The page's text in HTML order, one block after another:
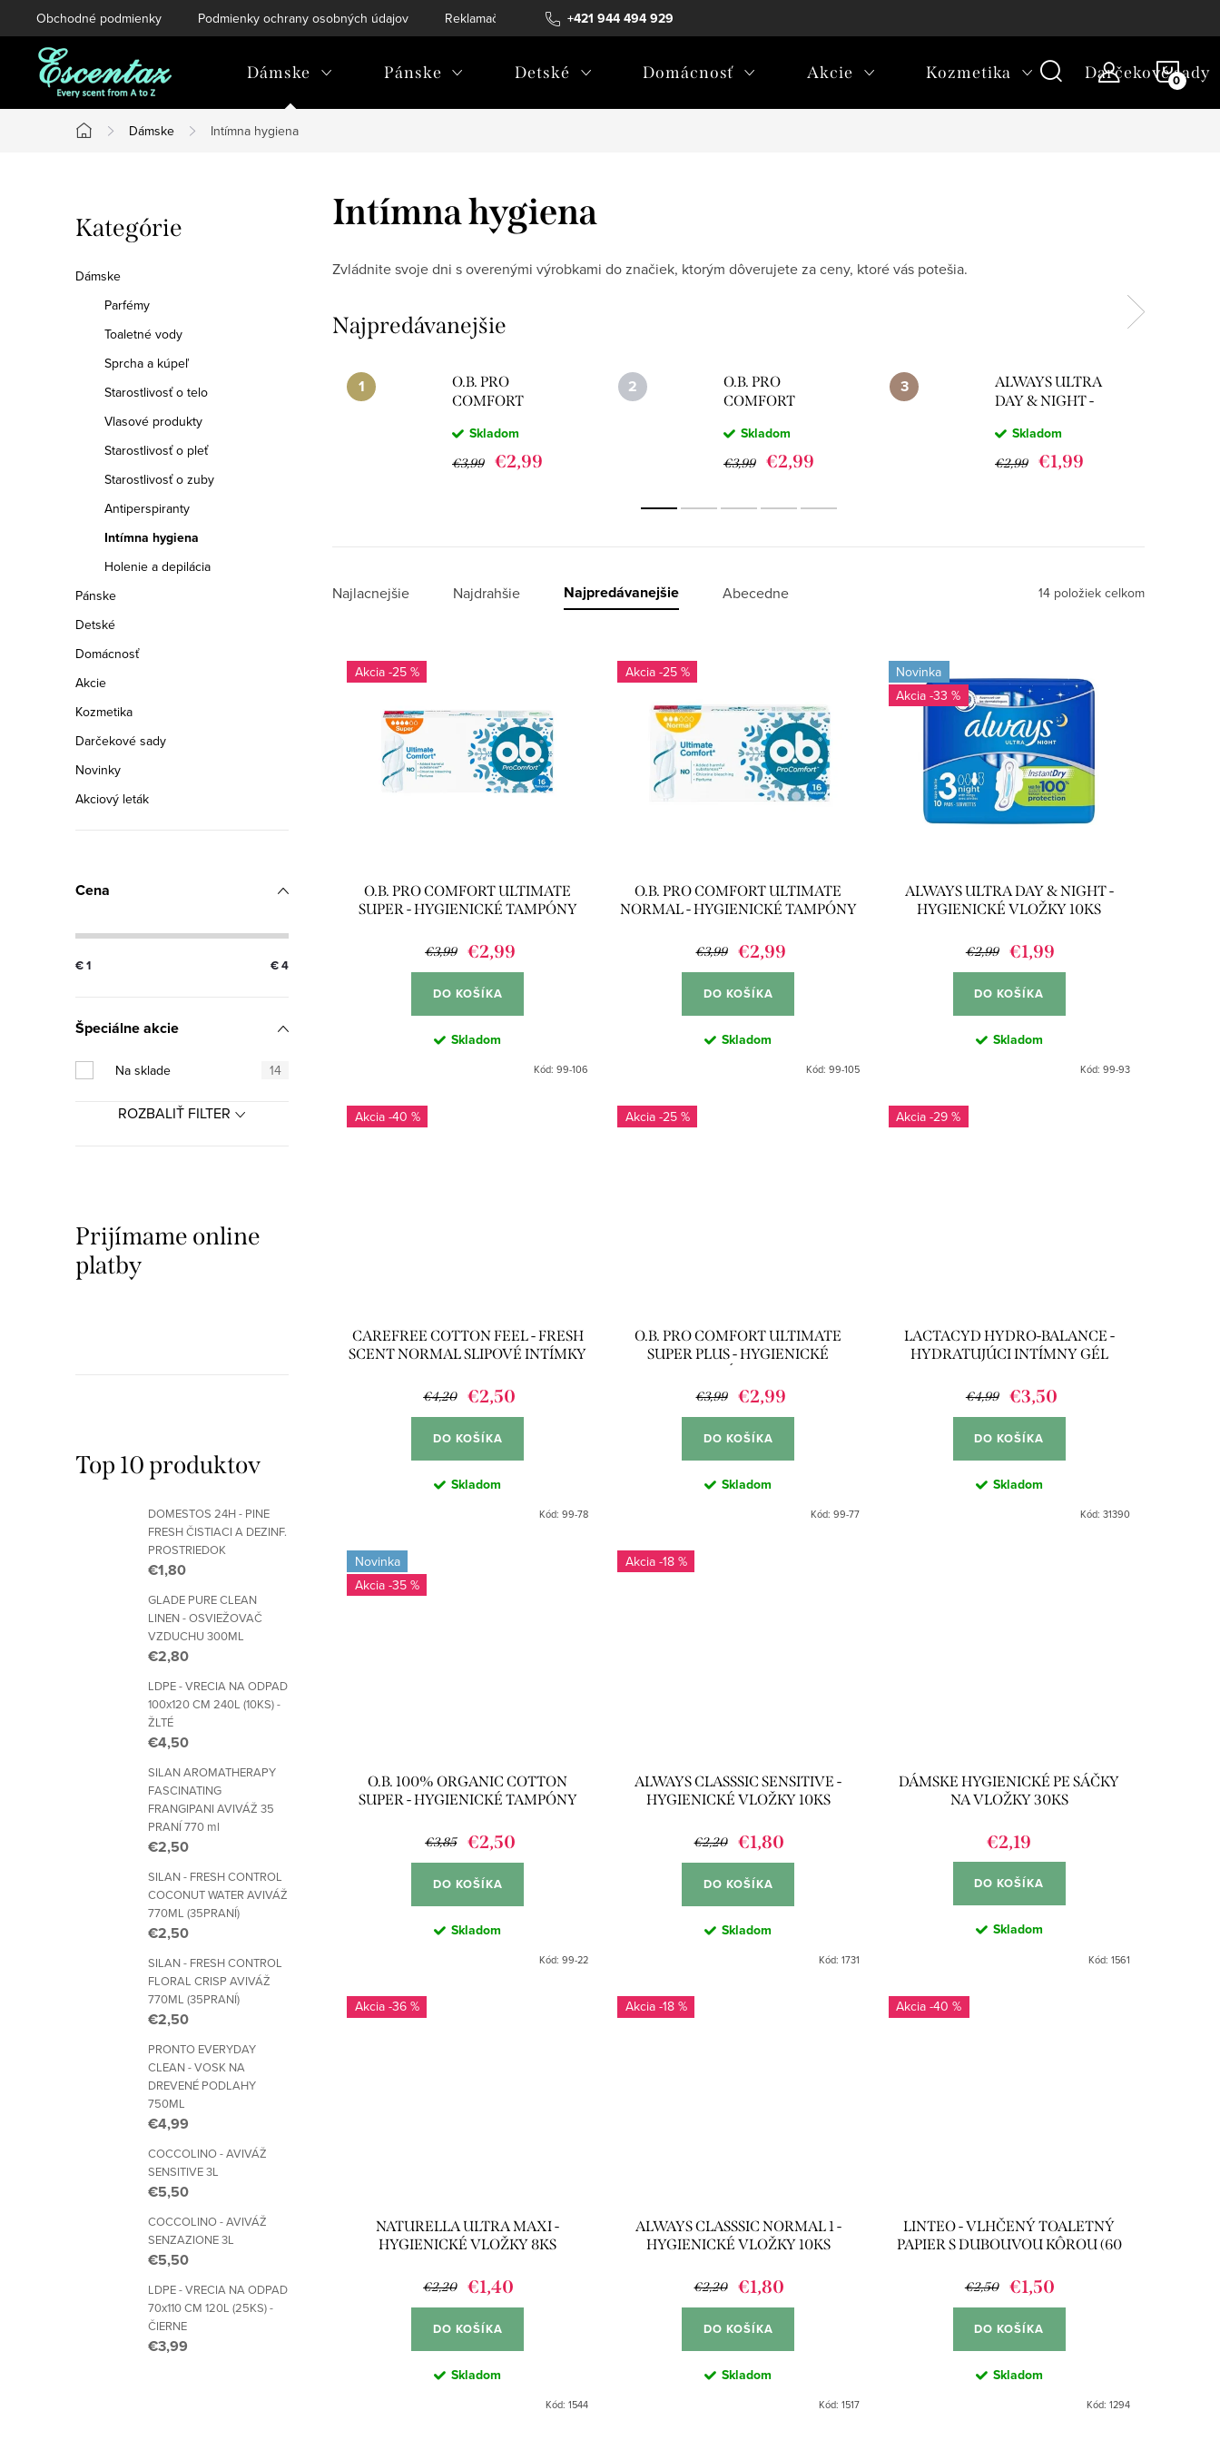
na
+421 944 494 929
Obchodné podmienky Podmienky ochrany osobných údajov Reklamačný poriadok Reklamačný formulár
Dámske Pánske Detské Domácnosť Akcie Kozmetika Darčekové sady
Domov
Dámske Intímna hygiena
o
č
Preskočiť
kategórie
Kategórie
Dámske
Parfémy
Toaletné vody
Sprcha a kúpeľ
Starostlivosť o telo
Vlasové produkty
Starostlivosť o pleť
Starostlivosť o zuby
Antiperspiranty
Intímna hygiena
Holenie a depilácia
Pánske
Detské
Domácnosť
Akcie
Kozmetika
Darčekové sady
Novinky
Akciový leták
Cena
€1 €4
Špeciálne akcie
Na sklade 14
ROZBALIŤ FILTER
Prijímame online
platby
Top 10 produktov
DOMESTOS 24H - PINE
FRESH ČISTIACI A DEZINF.
PROSTRIEDOK
€1,80
GLADE PURE CLEAN
LINEN - OSVIEŽOVAČ
VZDUCHU 300ML
€2,80
LDPE - VRECIA NA ODPAD
100x120 CM 240L (10KS) -
ŽLTÉ
€4,50
SILAN AROMATHERAPY
FASCINATING
FRANGIPANI AVIVÁŽ 35
PRANÍ 770 ml
€2,50
SILAN - FRESH CONTROL
COCONUT WATER AVIVÁŽ
770ML (35PRANÍ)
€2,50
SILAN - FRESH CONTROL
FLORAL CRISP AVIVÁŽ
770ML (35PRANÍ)
€2,50
PRONTO EVERYDAY
CLEAN - VOSK NA
DREVENÉ PODLAHY
750ML
€4,99
COCCOLINO - AVIVÁŽ
SENSITIVE 3L
€5,50
COCCOLINO - AVIVÁŽ
SENZAZIONE 3L
€5,50
LDPE - VRECIA NA ODPAD
70x110 CM 120L (25KS) -
ČIERNE
€3,99
Intímna hygiena
Zvládnite svoje dni s overenými výrobkami do značiek, ktorým dôverujete za ceny, ktoré vás potešia.
Najpredávanejšie
O.B. PRO
COMFORT
SUPER -
HYGIENICKÉ
Skladom
€3,99 €2,99
O.B. PRO
COMFORT
NORMAL -
HYGIENICKÉ
Skladom
€3,99 €2,99
ALWAYS ULTRA
DAY & NIGHT -
VLOŽKY 10KS
Skladom
€2,99 €1,99
R
d
o
Najlacnejšie Najdrahšie Najpredávanejšie Abecedne 14 položiek celkom
V
-25 %
O.B. PRO COMFORT ULTIMATE
SUPER - HYGIENICKÉ TAMPÓNY
€3,99 €2,99
DO KOŠÍKA
Skladom
Kód:99-106
-25 %
O.B. PRO COMFORT ULTIMATE
NORMAL - HYGIENICKÉ TAMPÓNY
€3,99 €2,99
DO KOŠÍKA
Skladom
Kód: 99-105
Novinka
-33 %
ALWAYS ULTRA DAY & NIGHT -
HYGIENICKÉ VLOŽKY 10KS
€2,99 €1,99
DO KOŠÍKA
Skladom
Kód: 99-93
-40 %
CAREFREE COTTON FEEL - FRESH
SCENT NORMAL SLIPOVÉ INTÍMKY
€4,20 €2,50
DO KOŠÍKA
Skladom
Kód:99-78
-25 %
O.B. PRO COMFORT ULTIMATE
SUPER PLUS - HYGIENICKÉ
€3,99 €2,99
DO KOŠÍKA
Skladom
Kód: 99-77
-29 %
LACTACYD HYDRO-BALANCE -
HYDRATUJÚCI INTÍMNY GÉL
€4,99 €3,50
DO KOŠÍKA
Skladom
Kód: 31390
Novinka
-35 %
O.B. 100% ORGANIC COTTON
SUPER - HYGIENICKÉ TAMPÓNY
€3,85 €2,50
DO KOŠÍKA
Skladom
Kód:99-22
-18 %
ALWAYS CLASSSIC SENSITIVE -
HYGIENICKÉ VLOŽKY 10KS
€2,20 €1,80
DO KOŠÍKA
Skladom
Kód: 1731
DÁMSKE HYGIENICKÉ PE SÁČKY
NA VLOŽKY 30KS
€2,19
DO KOŠÍKA
Skladom
Kód: 1561
-36 %
NATURELLA ULTRA MAXI -
HYGIENICKÉ VLOŽKY 8KS
€2,20 €1,40
DO KOŠÍKA
Skladom
Kód:1544
-18 %
ALWAYS CLASSSIC NORMAL 1 -
HYGIENICKÉ VLOŽKY 10KS
€2,20 €1,80
DO KOŠÍKA
Skladom
Kód: 1517
-40 %
LINTEO - VLHČENÝ TOALETNÝ
PAPIER S DUBOUVOU KÔROU (60
€2,50 €1,50
DO KOŠÍKA
Skladom
Kód: 1294